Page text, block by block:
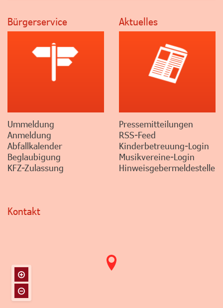
Bürgerservice
Ummeldung
Anmeldung
Abfallkalender
Beglaubigung
KFZ-Zulassung
Aktuelles
Pressemitteilungen
RSS-Feed
Kinderbetreuung-Login
Musikvereine-Login
Hinweisgebermeldestelle
Kontakt